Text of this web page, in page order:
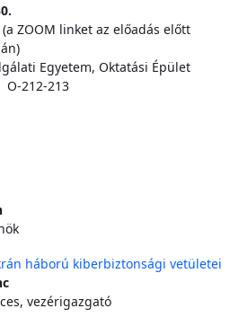
ZOOM linket az előadás előtt
Egyetem, Oktatási Épület
O-212-213
háború kiberbiztonsági vetületei
vezérigazgató